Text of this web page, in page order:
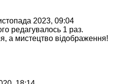
2023, 09:04
редагувалось 1 раз.
а мистецтво відображення!